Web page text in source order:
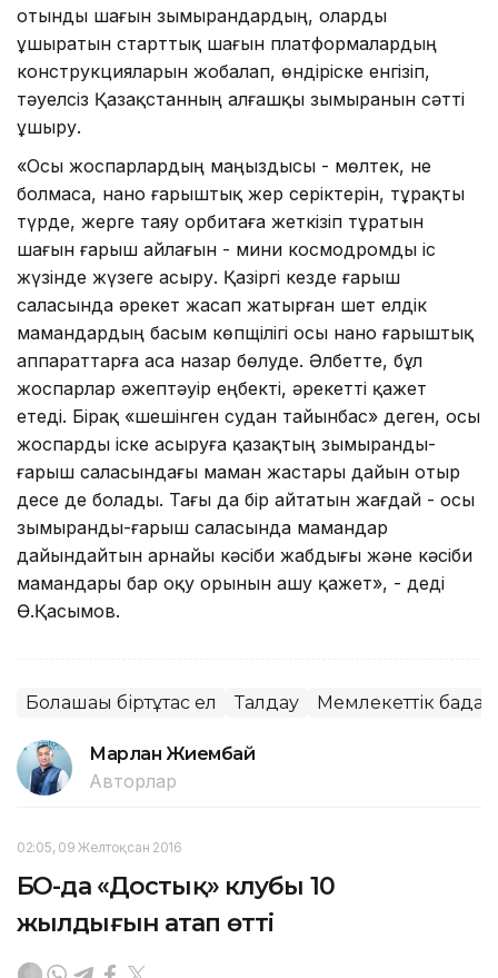
отынды шағын зымырандардың, оларды
ұшыратын старттық шағын платформалардың
конструкцияларын жобалап, өндіріске енгізіп,
тәуелсіз Қазақстанның алғашқы зымыранын сәтті
ұшыру.
«Осы жоспарлардың маңыздысы - мөлтек, не
болмаса, нано ғарыштық жер серіктерін, тұрақты
түрде, жерге таяу орбитаға жеткізіп тұратын
шағын ғарыш айлағын - мини космодромды іс
жүзінде жүзеге асыру. Қазіргі кезде ғарыш
саласында әрекет жасап жатырған шет елдік
мамандардың басым көпщілігі осы нано ғарыштық
аппараттарға аса назар бөлуде. Әлбетте, бұл
жоспарлар әжептәуір еңбекті, әрекетті қажет
етеді. Бірақ «шешінген судан тайынбас» деген, осы
жоспарды іске асыруға қазақтың зымыранды-
ғарыш саласындағы маман жастары дайын отыр
десе де болады. Тағы да бір айтатын жағдай - осы
зымыранды-ғарыш саласында мамандар
дайындайтын арнайы кәсіби жабдығы және кәсіби
мамандары бар оқу орынын ашу қажет», - деді
Ө.Қасымов.
Болашағы біртұтас ел Талдау Мемлекеттік
Марлан Жиембай
Авторлар
02:05, 09 Желтоқсан 2016
БҚО-да «Достық» клубы 10
жылдығын атап өтті